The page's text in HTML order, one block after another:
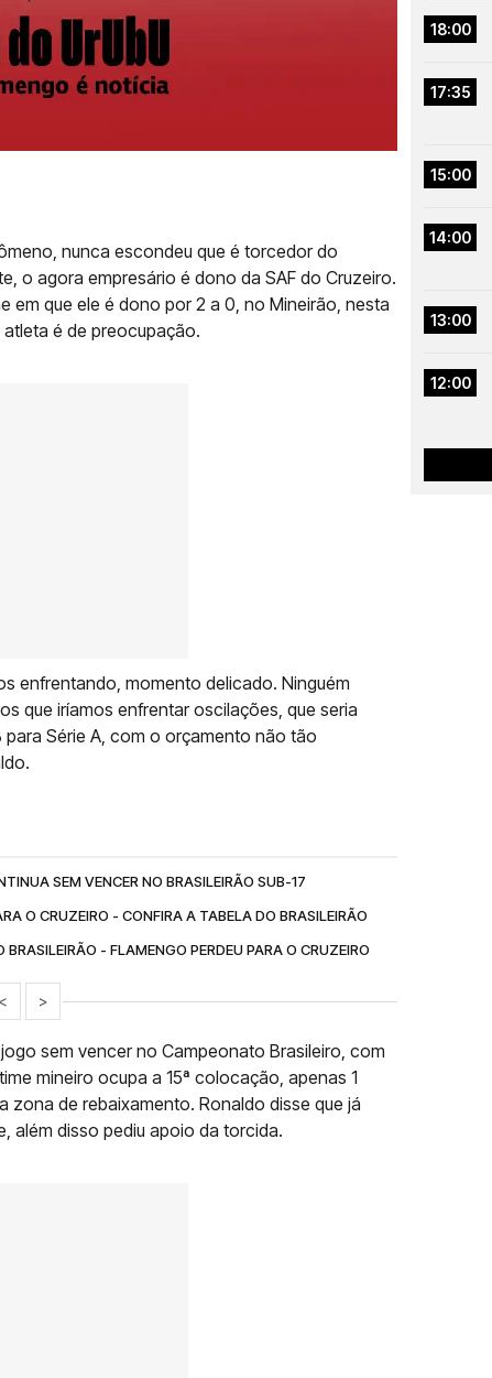
nunca escondeu que é torcedor do
o agora empresário é dono da SAF do Cruzeiro.
em que ele é dono por 2 a 0, no Mineirão, nesta
é de preocupação.
enfrentando, momento delicado. Ninguém
que iríamos enfrentar oscilações, que seria
Série A, com o orçamento não tão
SEM VENCER NO BRASILEIRÃO SUB-17
O CRUZEIRO - CONFIRA A TABELA DO BRASILEIRÃO
- FLAMENGO PERDEU PARA O CRUZEIRO
< >
sem vencer no Campeonato Brasileiro, com
mineiro ocupa a 15ª colocação, apenas 1
zona de rebaixamento. Ronaldo disse que já
além disso pediu apoio da torcida.
18:00
17:35
15:00
14:00
13:00
12:00